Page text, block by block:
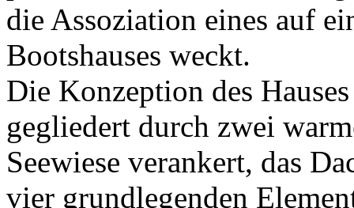
die Assoziation eines auf
Bootshauses weckt.
Die Konzeption des
gegliedert durch zwei
Seewiese verankert, das
vier grundlegenden